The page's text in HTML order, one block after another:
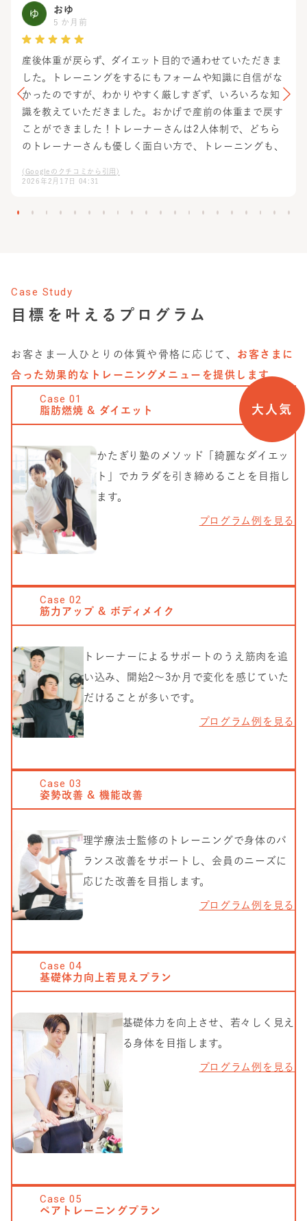
おゆ
5 か月前
産後体重が戻らず、ダイエット目的で通わせていただきま
した。トレーニングをするにもフォームや知識に自信がな
かったのですが、わかりやすく厳しすぎず、いろいろな知
識を教えていただきました。おかげで産前の体重まで戻す
ことができました！トレーナーさんは2人体制で、どちら
のトレーナーさんも優しく面白い方で、トレーニングも、
いフォームでできるとすごい褒めてくれて、大人になると
な気持ちで楽しめました！笑 なにより子連れOKなのがす
(Googleのクチコミから引用)
2026年2月17日 04:31
目標を叶えるプログラム
Case Study
お客さま一人ひとりの体質や骨格に応じて、 お客さまに
合った効果的なトレーニングメニューを提供します。
大人気
Case01
脂肪燃焼 & ダイエット
かたぎり塾のメソッド「綺麗なダイエッ
ト」でカラダを引き締めることを目指し
ます。
プログラム例を見る
Case02
筋力アップ & ボディメイク
トレーナーによるサポートのうえ筋肉を追
い込み、開始2〜3か月で変化を感じていた
だけることが多いです。
プログラム例を見る
Case03
姿勢改善 & 機能改善
理学療法士監修のトレーニングで身体のバ
ランス改善をサポートし、会員のニーズに
応じた改善を目指します。
プログラム例を見る
Case04
基礎体力向上若見えプラン
基礎体力を向上させ、若々しく見え
る身体を目指します。
プログラム例を見る
Case05
ペアトレーニングプラン